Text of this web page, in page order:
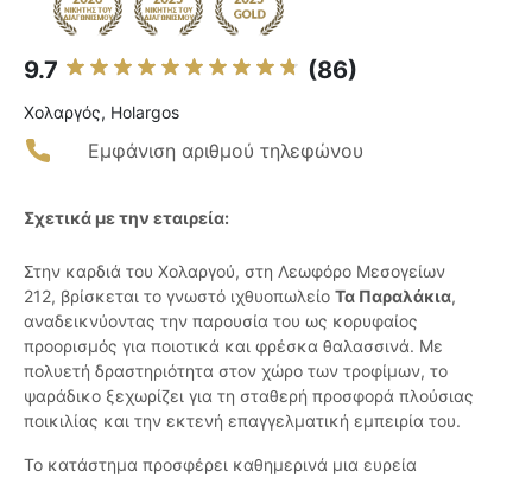
9.7 (86)
Χολαργός, Holargos
Εμφάνιση αριθμού τηλεφώνου
Σχετικά με την εταιρεία:
Στην καρδιά του Χολαργού, στη Λεωφόρο Μεσογείων
212, βρίσκεται το γνωστό ιχθυοπωλείο Τα Παραλάκια,
αναδεικνύοντας την παρουσία του ως κορυφαίος
προορισμός για ποιοτικά και φρέσκα θαλασσινά. Με
πολυετή δραστηριότητα στον χώρο των τροφίμων, το
ψαράδικο ξεχωρίζει για τη σταθερή προσφορά πλούσιας
ποικιλίας και την εκτενή επαγγελματική εμπειρία του.
Το κατάστημα προσφέρει καθημερινά μια ευρεία